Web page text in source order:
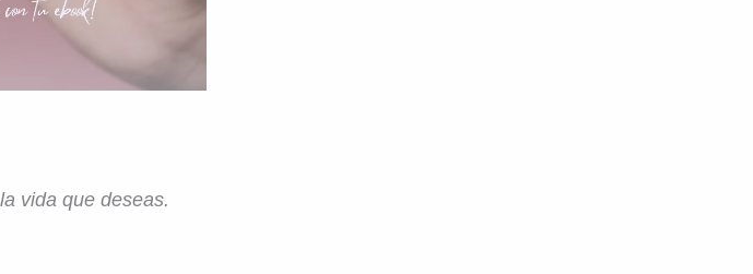
vida que deseas.